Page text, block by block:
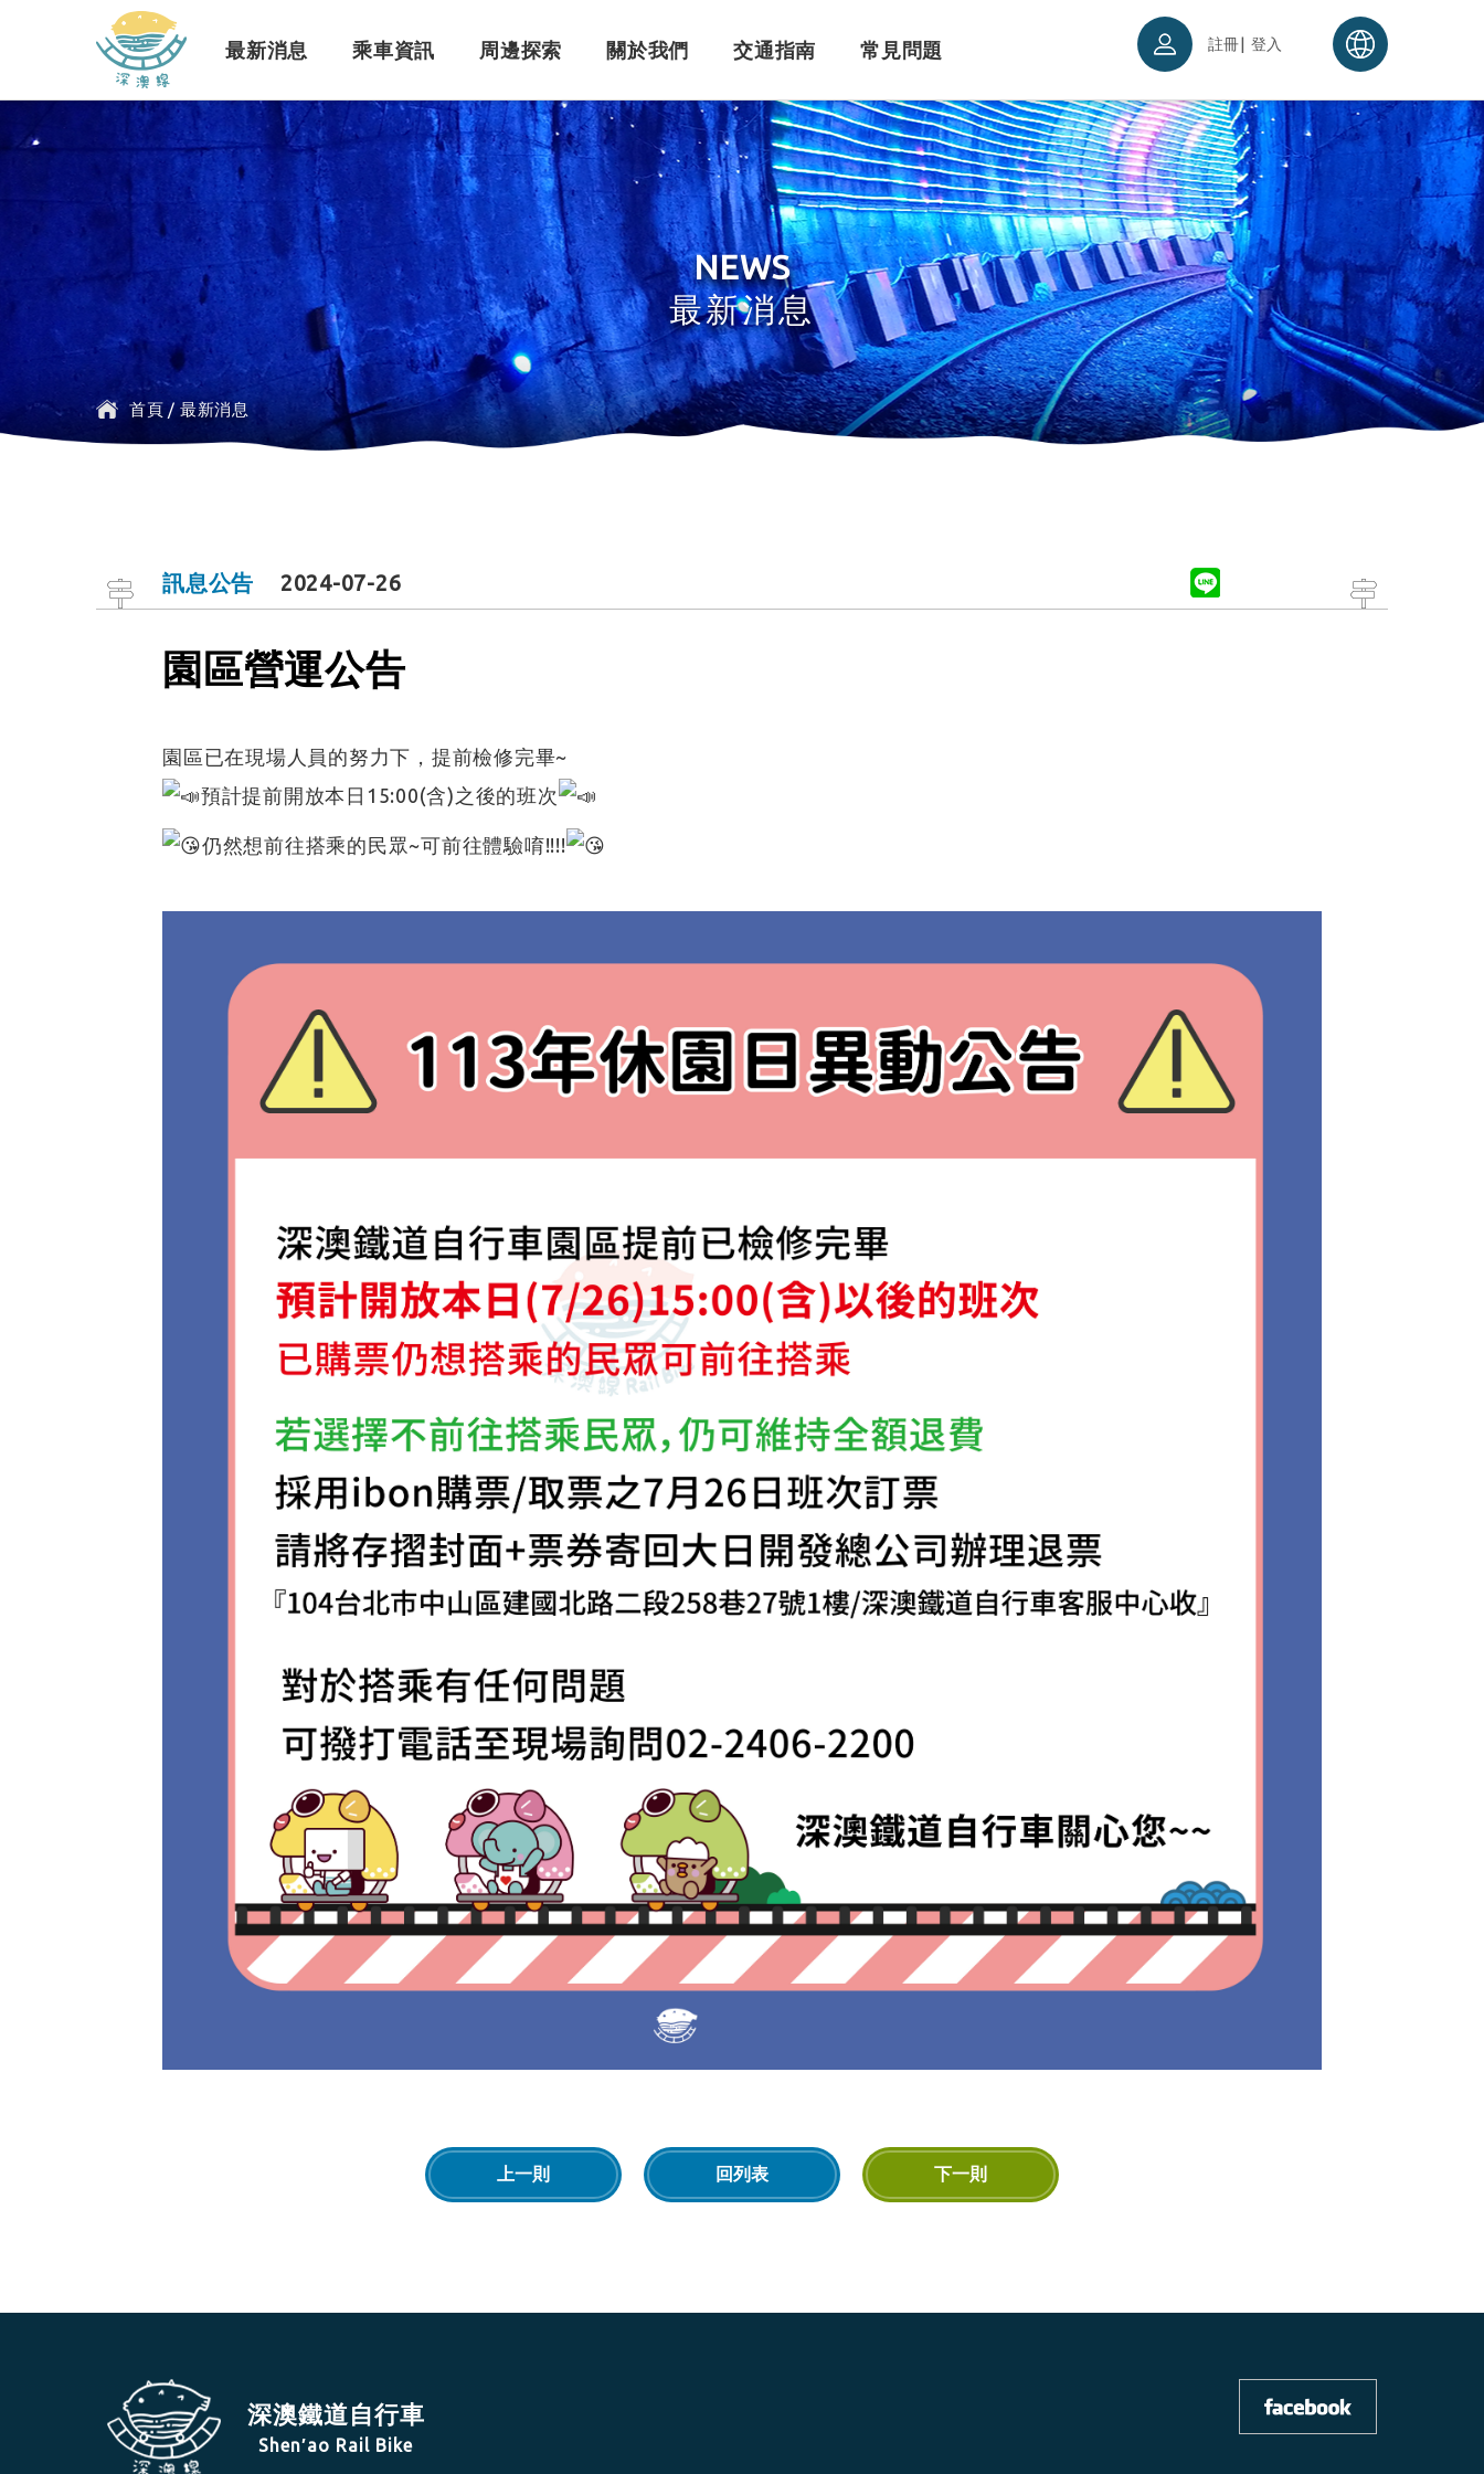
最新消息
訊息公告
乘車資訊
行車路線 票價時刻 購票須知 訂票系統 退票須知 入場須知
周邊探索
景點介紹 探索行程介紹
關於我們
緣起簡介 設施介紹 角色介紹 車體設計 永續理念
交通指南
公車 自行開車
常見問題
一般問題 訂票問題 訂單問題 搭乘問題
註冊| 登入
NEWS
最新消息
首頁 /最新消息
訊息公告 2024-07-26
園區營運公告
園區已在現場人員的努力下，提前檢修完畢~
預計提前開放本日15:00(含)之後的班次
仍然想前往搭乘的民眾~可前往體驗唷!!!!
上一則 回列表 下一則
深澳鐵道自行車
Shen′ao Rail Bike